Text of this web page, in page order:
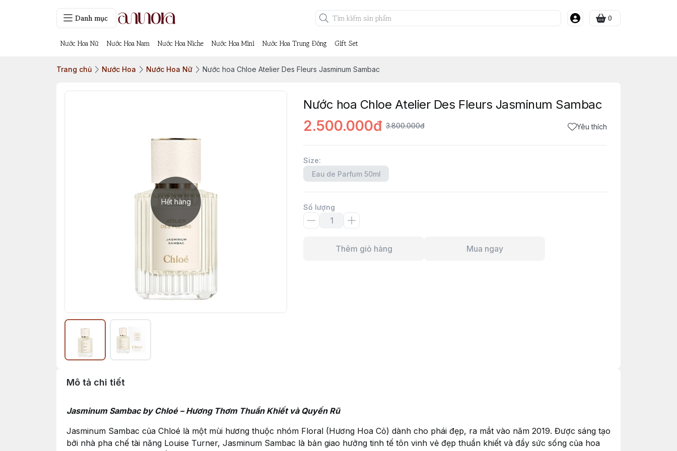
Danh mục 0
Nước Hoa Nữ Nước Hoa Nam Nước Hoa Niche Nước Hoa Mini Nước Hoa Trung Đông Gift Set
Trang chủ Nước Hoa Nước Hoa Nữ Nước hoa Chloe Atelier Des Fleurs Jasminum Sambac
Hết hàng
Nước hoa Chloe Atelier Des Fleurs Jasminum Sambac
2.500.000đ 3.800.000đ Yêu thích
Size:
Eau de Parfum 50ml
Số lượng
Thêm giỏ hàng Mua ngay
Mô tả chi tiết
Jasminum Sambac by Chloé – Hương Thơm Thuần Khiết và Quyến Rũ
Jasminum Sambac của Chloé là một mùi hương thuộc nhóm Floral (Hương Hoa Cỏ) dành cho phái đẹp, ra mắt vào năm 2019. Được sáng tạo
bởi nhà pha chế tài năng Louise Turner, Jasminum Sambac là bản giao hưởng tinh tế tôn vinh vẻ đẹp thuần khiết và đầy sức sống của hoa